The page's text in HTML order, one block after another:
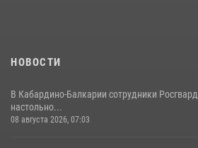
НОВОСТИ
В Кабардино-Балкарии сотрудники
настольно...
08 августа 2026, 07:03